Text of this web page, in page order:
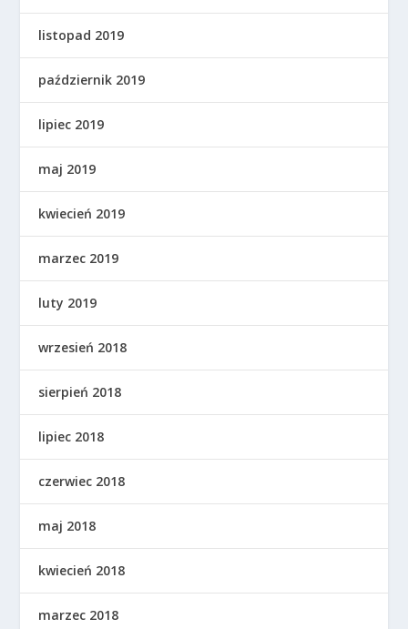
listopad 2019
październik 2019
lipiec 2019
maj 2019
kwiecień 2019
marzec 2019
luty 2019
wrzesień 2018
sierpień 2018
lipiec 2018
czerwiec 2018
maj 2018
kwiecień 2018
marzec 2018